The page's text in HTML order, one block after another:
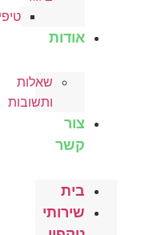
אודות
שאלות
ותשובות
צור
קשר
בית
שירותי